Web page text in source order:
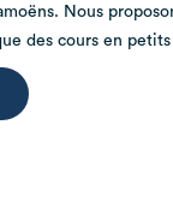
Nous
des cours en